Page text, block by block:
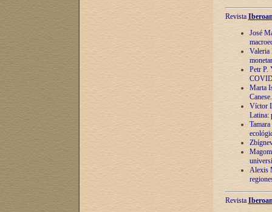
Revista
José
Valeria
Petr P.
Marta
Víctor
Latina:
Alexis
Revista